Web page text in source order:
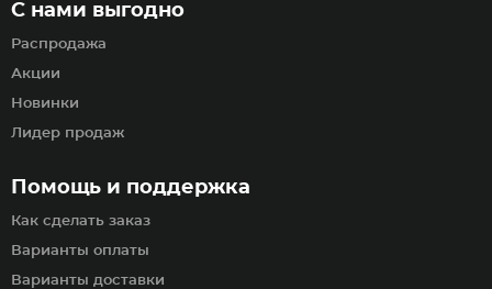
Помощь и поддержка
Как сделать заказ
Варианты оплаты
Варианты доставки
С нами выгодно
Распродажа
Акции
Новинки
Лидер продаж